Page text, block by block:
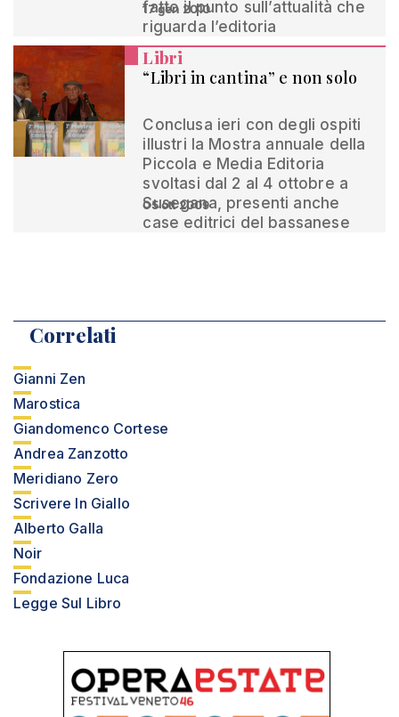
fatto il punto sull’attualità che
riguarda l’editoria
17 gen 2010
Libri
“Libri in cantina” e non solo
Conclusa ieri con degli ospiti
illustri la Mostra annuale della
Piccola e Media Editoria
svoltasi dal 2 al 4 ottobre a
Susegana, presenti anche
case editrici del bassanese
05 ott 2009
Correlati
Gianni Zen
Marostica
Giandomenco Cortese
Andrea Zanzotto
Meridiano Zero
Scrivere In Giallo
Alberto Galla
Noir
Fondazione Luca
Legge Sul Libro